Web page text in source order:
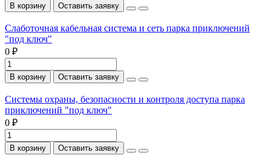
В корзину Оставить заявку
Слаботочная кабельная система и сеть парка приключений
"под ключ"
0 ₽
В корзину Оставить заявку
Системы охраны, безопасности и контроля доступа парка
приключений "под ключ"
0 ₽
В корзину Оставить заявку